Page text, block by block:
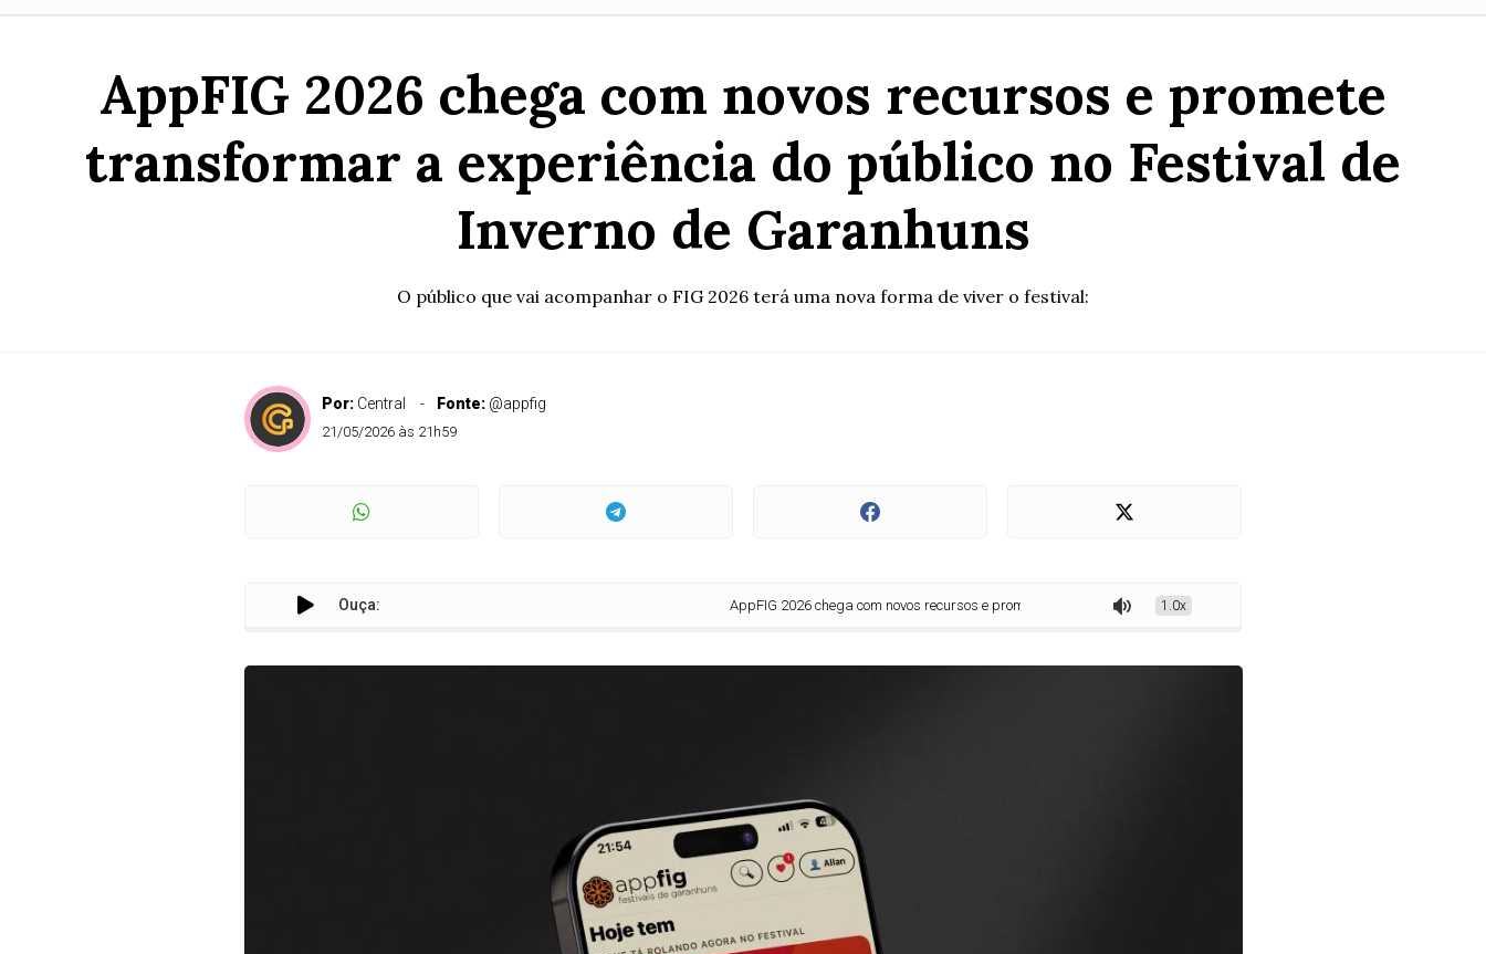
AppFIG 2026 chega com novos recursos e promete
transformar a experiência do público no Festival de
Inverno de Garanhuns
O público que vai acompanhar o FIG 2026 terá uma nova forma de viver o festival:
Por: Central Fonte: @appfig
21/05/2026 às 21h59
Ouça: AppFIG 2026 chega com novos recursos e promete transformar a experiência do público no Festival de Inverno de Garanhuns
1.0x